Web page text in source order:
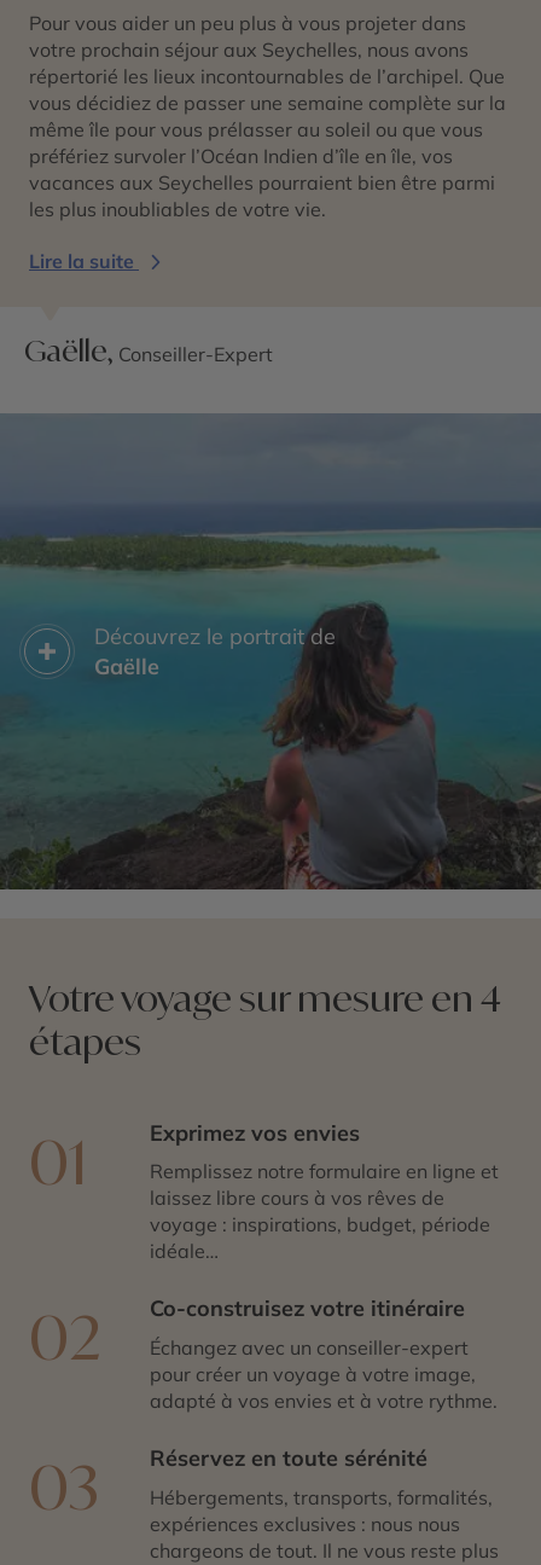
Pour vous aider un peu plus à vous projeter dans
votre prochain séjour aux Seychelles, nous avons
répertorié les lieux incontournables de l’archipel. Que
vous décidiez de passer une semaine complète sur la
même île pour vous prélasser au soleil ou que vous
préfériez survoler l’Océan Indien d’île en île, vos
vacances aux Seychelles pourraient bien être parmi
les plus inoubliables de votre vie.
Lire la suite
Gaëlle, Conseiller-Expert
Découvrez le portrait de
Gaëlle
Votre voyage sur mesure en 4
étapes
01 Exprimez vos envies
Remplissez notre formulaire en ligne et
laissez libre cours à vos rêves de
voyage : inspirations, budget, période
idéale…
02 Co-construisez votre itinéraire
Échangez avec un conseiller-expert
pour créer un voyage à votre image,
adapté à vos envies et à votre rythme.
03 Réservez en toute sérénité
Hébergements, transports, formalités,
expériences exclusives : nous nous
chargeons de tout. Il ne vous reste plus